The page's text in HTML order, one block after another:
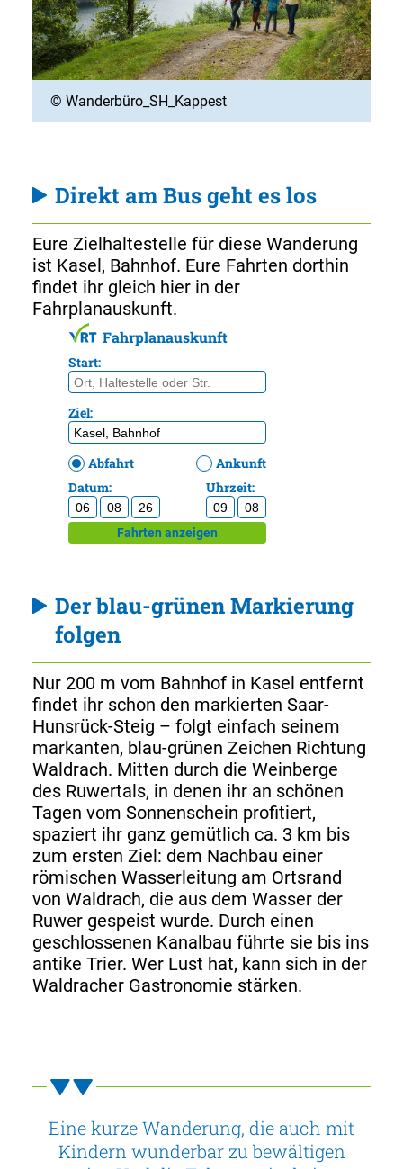
© Wanderbüro_SH_Kappest
Direkt am Bus geht es los
Eure Zielhaltestelle für diese Wanderung
ist Kasel, Bahnhof. Eure Fahrten dorthin
findet ihr gleich hier in der
Fahrplanauskunft.
Der blau-grünen Markierung
folgen
Nur 200 m vom Bahnhof in Kasel entfernt
findet ihr schon den markierten Saar-
Hunsrück-Steig – folgt einfach seinem
markanten, blau-grünen Zeichen Richtung
Waldrach. Mitten durch die Weinberge
des Ruwertals, in denen ihr an schönen
Tagen vom Sonnenschein profitiert,
spaziert ihr ganz gemütlich ca. 3 km bis
zum ersten Ziel: dem Nachbau einer
römischen Wasserleitung am Ortsrand
von Waldrach, die aus dem Wasser der
Ruwer gespeist wurde. Durch einen
geschlossenen Kanalbau führte sie bis ins
antike Trier. Wer Lust hat, kann sich in der
Waldracher Gastronomie stärken.
Eine kurze Wanderung, die auch mit
Kindern wunderbar zu bewältigen